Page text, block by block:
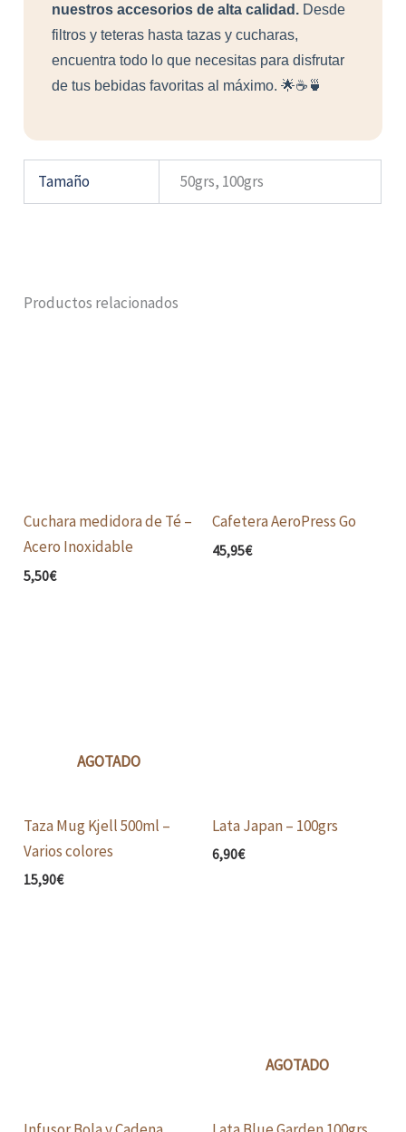
nuestros accesorios de alta calidad. Desde
filtros y teteras hasta tazas y cucharas,
encuentra todo lo que necesitas para disfrutar
de tus bebidas favoritas al máximo. 🌟☕🍵
Tamaño 50grs, 100grs
Productos relacionados
Cuchara medidora de Té –
Acero Inoxidable
5,50€
Cafetera AeroPress Go
45,95€
AGOTADO
Taza Mug Kjell 500ml –
Varios colores
15,90€
Lata Japan – 100grs
6,90€
AGOTADO